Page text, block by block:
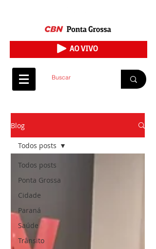
Blog
Todos posts
Ponta Grossa
Cidade
Paraná
Saúde
Trânsito
Todos posts